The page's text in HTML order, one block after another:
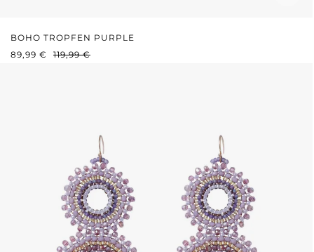
BOHO TROPFEN PURPLE
VERKAUFSPREIS:
89,99 € REGULÄRER PREIS:
119,99 €